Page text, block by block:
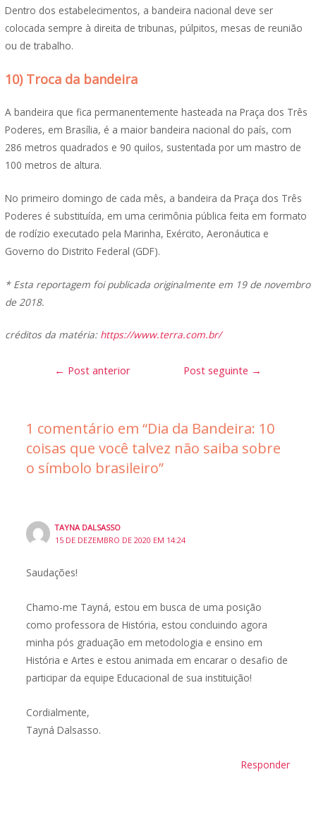
Dentro dos estabelecimentos, a bandeira nacional deve ser
colocada sempre à direita de tribunas, púlpitos, mesas de reunião
ou de trabalho.
10) Troca da bandeira
A bandeira que fica permanentemente hasteada na Praça dos Três
Poderes, em Brasília, é a maior bandeira nacional do país, com
286 metros quadrados e 90 quilos, sustentada por um mastro de
100 metros de altura.
No primeiro domingo de cada mês, a bandeira da Praça dos Três
Poderes é substituída, em uma cerimônia pública feita em formato
de rodízio executado pela Marinha, Exército, Aeronáutica e
Governo do Distrito Federal (GDF).
* Esta reportagem foi publicada originalmente em 19 de novembro
de 2018.
créditos da matéria: https://www.terra.com.br/
Navegação
← Post anterior Post seguinte →
1 comentário em “Dia da Bandeira: 10
coisas que você talvez não saiba sobre
o símbolo brasileiro”
TAYNA DALSASSO
15 DE DEZEMBRO DE 2020 EM 14:24
Saudações!
Chamo-me Tayná, estou em busca de uma posição
como professora de História, estou concluindo agora
minha pós graduação em metodologia e ensino em
História e Artes e estou animada em encarar o desafio de
participar da equipe Educacional de sua instituição!
Cordialmente,
Tayná Dalsasso.
Responder